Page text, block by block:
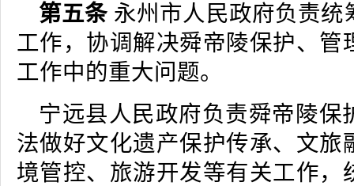
第五条 永州市人民政府负责统
工作，协调解决舜帝陵保护、管
工作中的重大问题。
宁远县人民政府负责舜帝陵保
法做好文化遗产保护传承、文旅
境管控、旅游开发等有关工作，